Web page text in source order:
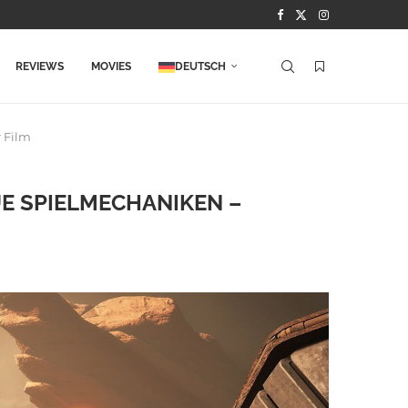
REVIEWS MOVIES DEUTSCH
Film
SPIELMECHANIKEN –